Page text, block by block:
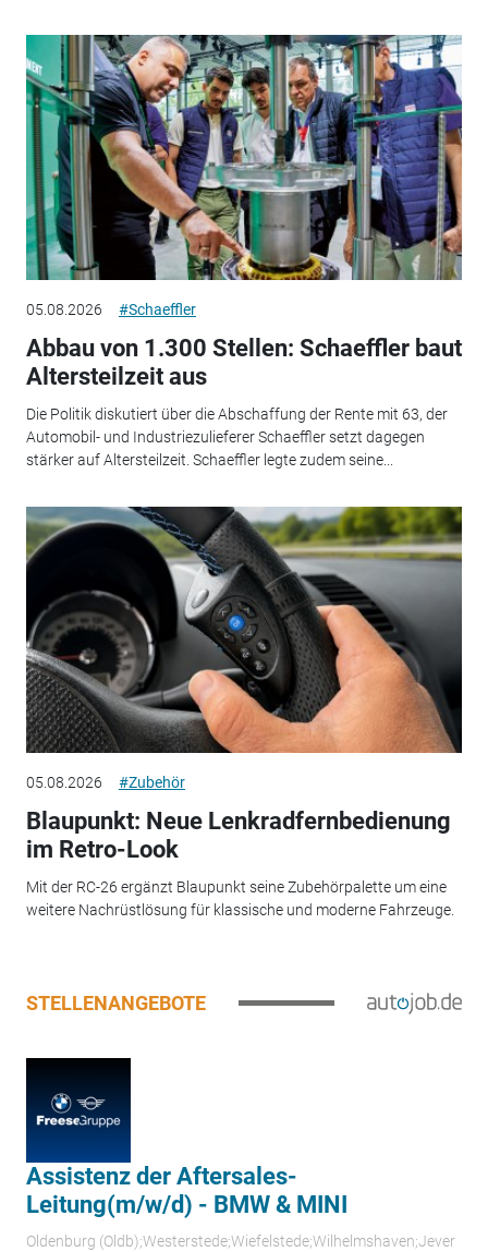
05.08.2026 #Schaeffler
Abbau von 1.300 Stellen: Schaeffler baut
Altersteilzeit aus
Die Politik diskutiert über die Abschaffung der Rente mit 63, der
Automobil- und Industriezulieferer Schaeffler setzt dagegen
stärker auf Altersteilzeit. Schaeffler legte zudem seine...
05.08.2026 #Zubehör
Blaupunkt: Neue Lenkradfernbedienung
im Retro-Look
Mit der RC-26 ergänzt Blaupunkt seine Zubehörpalette um eine
weitere Nachrüstlösung für klassische und moderne Fahrzeuge.
STELLENANGEBOTE
Assistenz der Aftersales-
Leitung(m/w/d) - BMW & MINI
Oldenburg (Oldb);Westerstede;Wiefelstede;Wilhelmshaven;Jever